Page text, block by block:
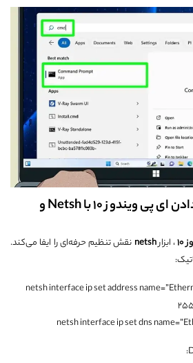
پاسخ دقیق به تغییر دادن ای پی ویندوز 10 با Netsh و
، ابزارnetsh نقش تنظیم حرفه‌ای را ایفا می‌کند.
netsh interface ip set address
netsh interface ip set dns